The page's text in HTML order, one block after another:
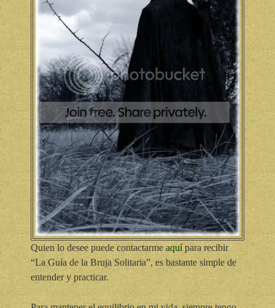
Quien lo desee puede contactarmeaquípara recibir
“La Guía de la Bruja Solitaria”, es bastante simple de
entender y practicar.